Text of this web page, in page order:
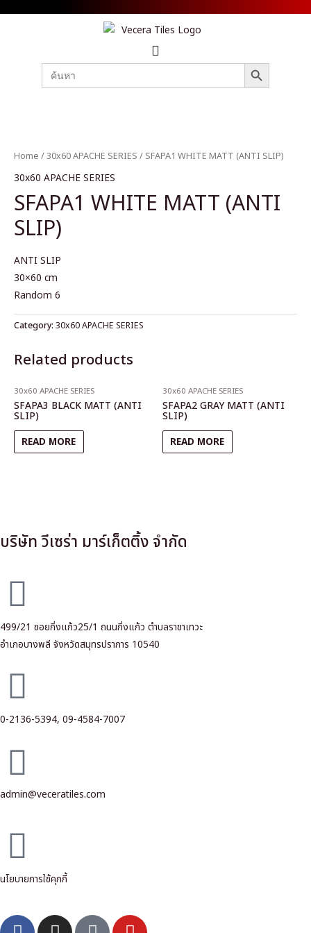
Search
for:
SEARCH BUTTON
Home /30x60 APACHE SERIES / SFAPA1 WHITE MATT (ANTI SLIP)
30x60 APACHE SERIES
SFAPA1 WHITE MATT (ANTI
SLIP)
ANTI SLIP
30×60 cm
Random 6
Category: 30x60 APACHE SERIES
Related products
30x60 APACHE SERIES
SFAPA3 BLACK MATT (ANTI
SLIP)
READ MORE
30x60 APACHE SERIES
SFAPA2 GRAY MATT (ANTI
SLIP)
READ MORE
บริษัท วีเซร่า มาร์เก็ตติ้ง จำกัด
499/21 ซอยกิ่งแก้ว25/1 ถนนกิ่งแก้ว ตำบลราชาเทวะ
อำเภอบางพลี จังหวัดสมุทรปราการ 10540
0-2136-5394, 09-4584-7007
admin@veceratiles.com
นโยบายการใช้คุกกี้